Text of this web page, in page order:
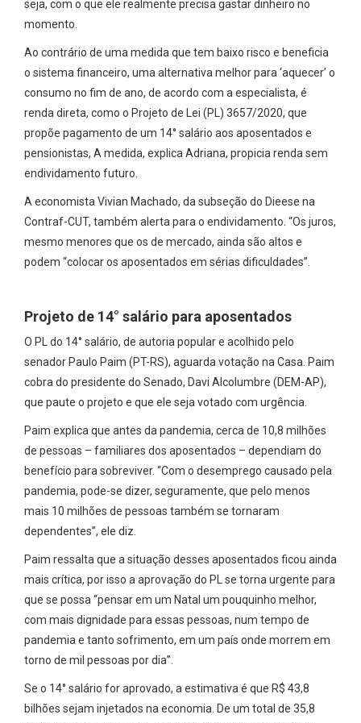
seja, com o que ele realmente precisa gastar dinheiro no
momento.
Ao contrário de uma medida que tem baixo risco e beneficia
o sistema financeiro, uma alternativa melhor para ‘aquecer’ o
consumo no fim de ano, de acordo com a especialista, é
renda direta, como o Projeto de Lei (PL) 3657/2020, que
propõe pagamento de um 14° salário aos aposentados e
pensionistas, A medida, explica Adriana, propicia renda sem
endividamento futuro.
A economista Vivian Machado, da subseção do Dieese na
Contraf-CUT, também alerta para o endividamento. “Os juros,
mesmo menores que os de mercado, ainda são altos e
podem “colocar os aposentados em sérias dificuldades”.
Projeto de 14° salário para aposentados
O PL do 14° salário, de autoria popular e acolhido pelo
senador Paulo Paim (PT-RS), aguarda votação na Casa. Paim
cobra do presidente do Senado, Davi Alcolumbre (DEM-AP),
que paute o projeto e que ele seja votado com urgência.
Paim explica que antes da pandemia, cerca de 10,8 milhões
de pessoas – familiares dos aposentados – dependiam do
benefício para sobreviver. “Com o desemprego causado pela
pandemia, pode-se dizer, seguramente, que pelo menos
mais 10 milhões de pessoas também se tornaram
dependentes”, ele diz.
Paim ressalta que a situação desses aposentados ficou ainda
mais crítica, por isso a aprovação do PL se torna urgente para
que se possa “pensar em um Natal um pouquinho melhor,
com mais dignidade para essas pessoas, num tempo de
pandemia e tanto sofrimento, em um país onde morrem em
torno de mil pessoas por dia”.
Se o 14° salário for aprovado, a estimativa é que R$ 43,8
bilhões sejam injetados na economia. De um total de 35,8